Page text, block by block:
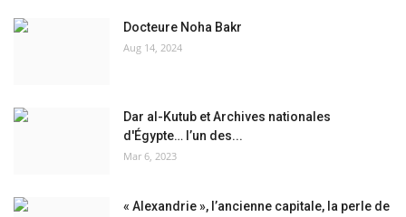
Docteure Noha Bakr
Aug 14, 2024
Dar al-Kutub et Archives nationales
d'Égypte… l’un des...
Mar 6, 2023
« Alexandrie », l’ancienne capitale, la perle de